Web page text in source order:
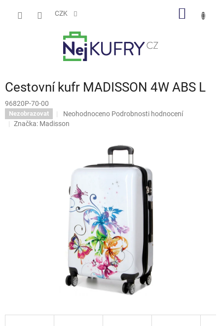
CZK
Cestovní kufr MADISSON 4W ABS L
96820P-70-00
Nezobrazovat
Průměrné
hodnocení
Neohodnoceno Podrobnosti hodnocení
Značka: Madisson